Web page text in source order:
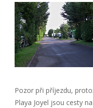
Pozor při příjezdu,
Playa Joyel jsou cesty